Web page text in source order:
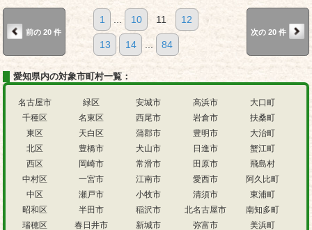
前の 20 件
1 10 11 12
13 14 ... 84
次の 20 件
愛知県内の対象市町村一覧：
名古屋市
千種区
東区
北区
西区
中村区
中区
昭和区
瑞穂区
緑区
名東区
天白区
豊橋市
岡崎市
一宮市
瀬戸市
半田市
春日井市
安城市
西尾市
蒲郡市
犬山市
常滑市
江南市
小牧市
稲沢市
新城市
高浜市
岩倉市
豊明市
日進市
田原市
愛西市
清須市
北名古屋市
弥富市
大口町
扶桑町
大治町
蟹江町
飛島村
阿久比町
東浦町
南知多町
美浜町